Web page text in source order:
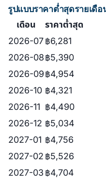
รูปแบบราคาต่ำสุดรายเดือ
เดือน
ราคาต่ำสุด
2026-07฿6,281
2026-08฿5,390
2026-09฿4,954
2026-10 ฿4,321
2026-11 ฿4,490
2026-12 ฿5,034
2027-01 ฿4,756
2027-02 ฿5,526
2027-03 ฿4,704